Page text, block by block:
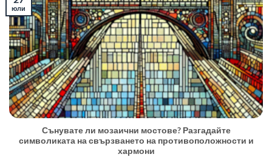
Сънувате ли мозаични мостове? Разгадайте
символиката на свързването на противоположности и
хармони
юли